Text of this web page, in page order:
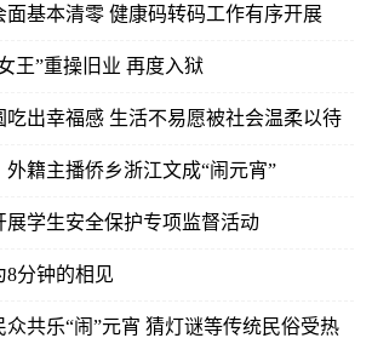
面基本清零 健康码转码工作有序开展
王”重操旧业 再度入狱
吃出幸福感 生活不易愿被社会温柔以待
外籍主播侨乡浙江文成“闹元宵”
展学生安全保护专项监督活动
8分钟的相见
众共乐“闹”元宵 猜灯谜等传统民俗受热